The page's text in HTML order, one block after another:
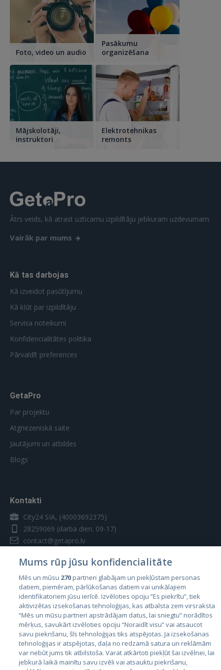
Foto, video un audio
Pasākumu
organizēšana
Mājskolotāji,
instruktori
Elektrotehnikas
remonts
Ātrs veids, kā atrast uzticamu izpildītāju jebkuram uzdevumam.
Vairāk par mums
Kā tas darbojas
Kā izveidot pasūtījumu
Kā kļūt par izpildītāju
Servisa noteikumi
Konfidencialitātes politika
Pārvaldīt preferences
GetaPro
Par projektu
Atgriezeniskā saite
Jautājumi un atbildes
Blogs
Kontakti
City24 SIA, (40003692375)
28259069 (darba dien. 09-17)
contact@getapro.lv
Valstis
Igaunija
Latvija
Lietuva
Mums rūp jūsu konfidencialitāte
Mēs un mūsu 270partneri glabājam un piekļūstam personas
datiem, piemēram, pārlūkošanas datiem vai unikālajiem
identifikatoriem jūsu ierīcē. Izvēloties opciju “Es piekrītu”, tiek
aktivizētas izsekošanas tehnoloģijas, kas atbalsta zem virsraksta
“Mēs un mūsu partneri apstrādājam datus, lai sniegtu” norādītos
mērķus, savukārt izvēloties opciju “Noraidīt visu” vai atsaucot
savu piekrišanu, šīs tehnoloģijas tiks atspējotas. Ja izsekošanas
tehnoloģijas ir atspējotas, daļa no redzamā satura un reklāmām
var nebūt jums tik atbilstoša. Varat atkārtoti piekļūt šai izvēlnei, lai
jebkurā laikā mainītu savu izvēli vai atsauktu piekrišanu,